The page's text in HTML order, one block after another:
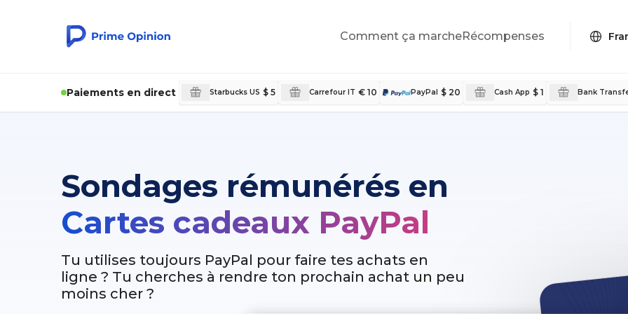
Comment ça marcheRécompenses
Paiements en direct Starbucks US $ 5 Carrefour IT € 10 PayPal $ 20 Cash App $ 1 Bank
Sondages rémunérés en
Cartes cadeaux PayPal
Tu utilises toujours PayPal pour faire tes achats en
ligne ? Tu cherches à rendre ton prochain achat un peu
moins cher ?